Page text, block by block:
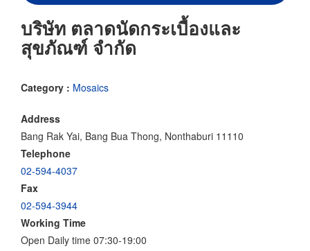
บริษัท ตลาดนัดกระเบื้องและ
สุขภัณฑ์ จำกัด
Category : Mosaics
Address
Bang Rak Yai, Bang Bua Thong, Nonthaburi 11110
Telephone
02-594-4037
Fax
02-594-3944
Working Time
Open Daily time 07:30-19:00